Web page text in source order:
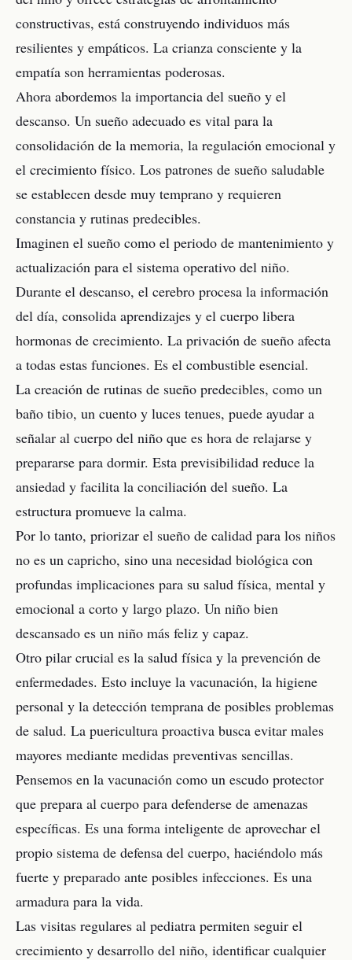
constructivas, está construyendo individuos más
resilientes y empáticos. La crianza consciente y la
empatía son herramientas poderosas.
Ahora abordemos la importancia del sueño y el
descanso. Un sueño adecuado es vital para la
consolidación de la memoria, la regulación emocional y
el crecimiento físico. Los patrones de sueño saludable
se establecen desde muy temprano y requieren
constancia y rutinas predecibles.
Imaginen el sueño como el periodo de mantenimiento y
actualización para el sistema operativo del niño.
Durante el descanso, el cerebro procesa la información
del día, consolida aprendizajes y el cuerpo libera
hormonas de crecimiento. La privación de sueño afecta
a todas estas funciones. Es el combustible esencial.
La creación de rutinas de sueño predecibles, como un
baño tibio, un cuento y luces tenues, puede ayudar a
señalar al cuerpo del niño que es hora de relajarse y
prepararse para dormir. Esta previsibilidad reduce la
ansiedad y facilita la conciliación del sueño. La
estructura promueve la calma.
Por lo tanto, priorizar el sueño de calidad para los niños
no es un capricho, sino una necesidad biológica con
profundas implicaciones para su salud física, mental y
emocional a corto y largo plazo. Un niño bien
descansado es un niño más feliz y capaz.
Otro pilar crucial es la salud física y la prevención de
enfermedades. Esto incluye la vacunación, la higiene
personal y la detección temprana de posibles problemas
de salud. La puericultura proactiva busca evitar males
mayores mediante medidas preventivas sencillas.
Pensemos en la vacunación como un escudo protector
que prepara al cuerpo para defenderse de amenazas
específicas. Es una forma inteligente de aprovechar el
propio sistema de defensa del cuerpo, haciéndolo más
fuerte y preparado ante posibles infecciones. Es una
armadura para la vida.
Las visitas regulares al pediatra permiten seguir el
crecimiento y desarrollo del niño, identificar cualquier